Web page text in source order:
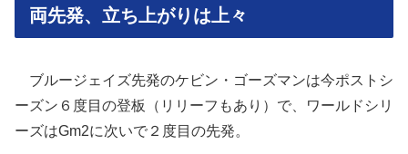
両先発、立ち上がりは上々
ブルージェイズ先発のケビン・ゴーズマンは今ポストシ
ーズン６度目の登板（リリーフもあり）で、ワールドシリ
ーズはGm2に次いで２度目の先発。